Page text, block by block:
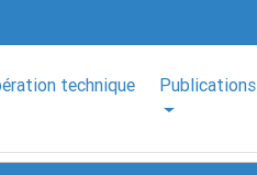
technique Publications